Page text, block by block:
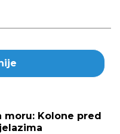
moru: Kolone pred